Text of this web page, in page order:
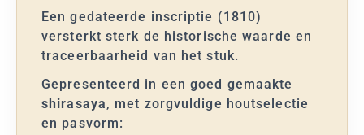
Een gedateerde inscriptie (1810)
versterkt sterk de historische waarde en
traceerbaarheid van het stuk.
Gepresenteerd in een goed gemaakte
shirasaya, met zorgvuldige houtselectie
en pasvorm: